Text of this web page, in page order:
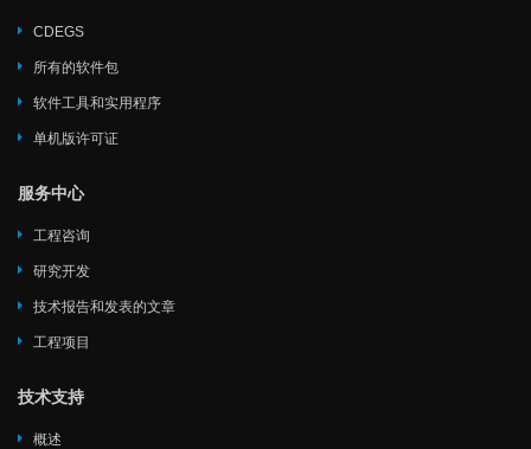
CDEGS
所有的软件包
软件工具和实用程序
单机版许可证
服务中心
工程咨询
研究开发
技术报告和发表的文章
工程项目
技术支持
概述